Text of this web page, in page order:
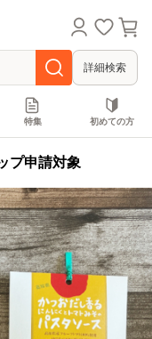
詳細検索
特集 初めての方
プ申請対象